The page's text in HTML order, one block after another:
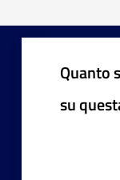
Quanto
su